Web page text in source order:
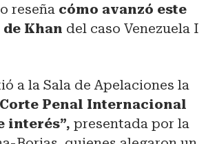
reseña cómo avanzó este
Khan del caso Venezuela I
a la Sala de Apelaciones la
Penal Internacional
interés”, presentada por la